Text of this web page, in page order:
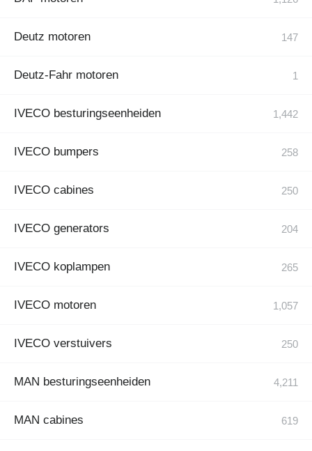
Deutz motoren
Deutz-Fahr motoren
IVECO besturingseenheiden
IVECO bumpers
IVECO cabines
IVECO generators
IVECO koplampen
IVECO motoren
IVECO verstuivers
MAN besturingseenheiden
MAN cabines